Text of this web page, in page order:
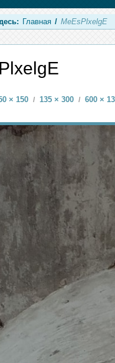
Главная / MeEsPlxelgE
× 150 / 135 × 300 / 600 ×